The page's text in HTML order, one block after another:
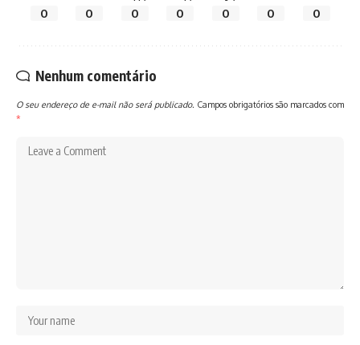
0 0 0 0 0 0 0
Nenhum comentário
O seu endereço de e-mail não será publicado. Campos obrigatórios são marcados com
*